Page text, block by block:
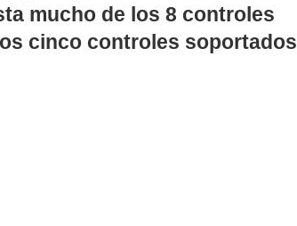
mucho de los 8 controles
cinco controles soportados